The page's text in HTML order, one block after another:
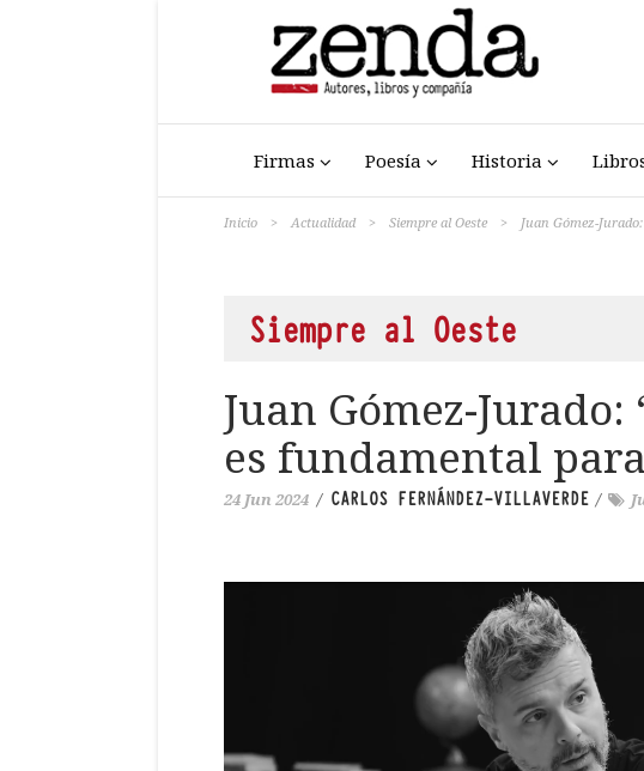
Firmas Poesía Historia
Inicio > Actualidad > Siempre al Oeste > Juan Gómez-
Siempre al Oeste
Juan Gómez-
es fundamental
24 Jun 2024 / CARLOS FERNÁNDEZ-VILLAVERDE /